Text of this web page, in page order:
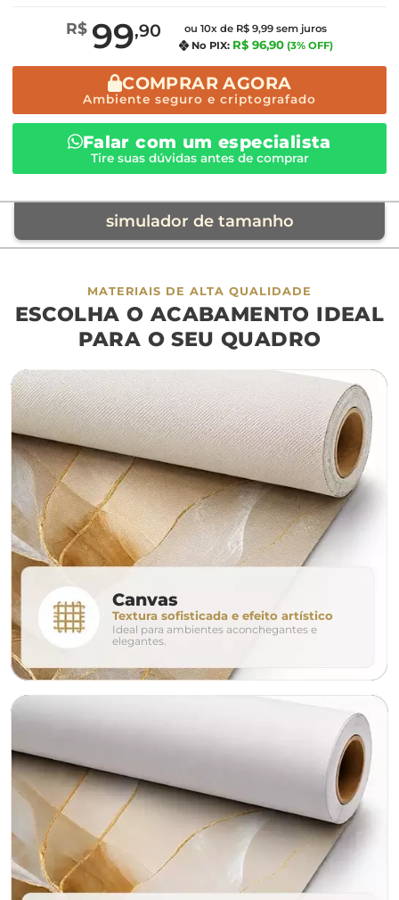
R$ 99,90
ou 10x de R$ 9,99 sem juros
No PIX: R$ 96,90 (3% OFF)
COMPRAR AGORA
Ambiente seguro e criptografado
Falar com um especialista
Tire suas dúvidas antes de comprar
simulador de tamanho
móvel de referência
sofá cama
largura aproximada
160cm 200cm
280cm 320cm
conjunto
avulso duo
o tamanho ideal para o seu ambiente é
MATERIAIS DE ALTA QUALIDADE
ESCOLHA O ACABAMENTO IDEAL
PARA O SEU QUADRO
Canvas
Textura sofisticada e efeito artístico
Ideal para ambientes aconchegantes e
elegantes.